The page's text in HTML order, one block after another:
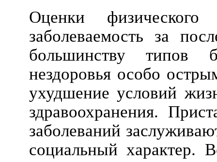
Оценки
заболеваемость за
большинству типов
нездоровья особо
ухудшение условий
здравоохранения.
заболеваний
социальный характер.